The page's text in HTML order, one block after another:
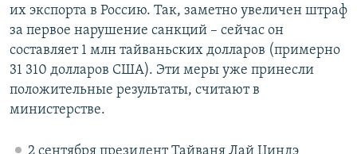
их экспорта в Россию. Так, заметно увеличен штраф
за первое нарушение санкций – сейчас он
составляет 1 млн тайваньских долларов (примерно
31 310 долларов США). Эти меры уже принесли
положительные результаты, считают в
министерстве.